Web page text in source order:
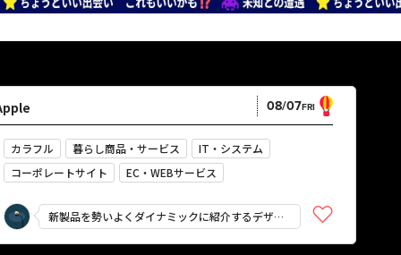
08/07FRI
カラフル 暮らし商品・サービス
IT・システム
コーポレートサイト
EC・WEBサービス
かっこいい
スタイリッシュ
新製品を勢いよくダイナミックに紹介するデザイ
ン